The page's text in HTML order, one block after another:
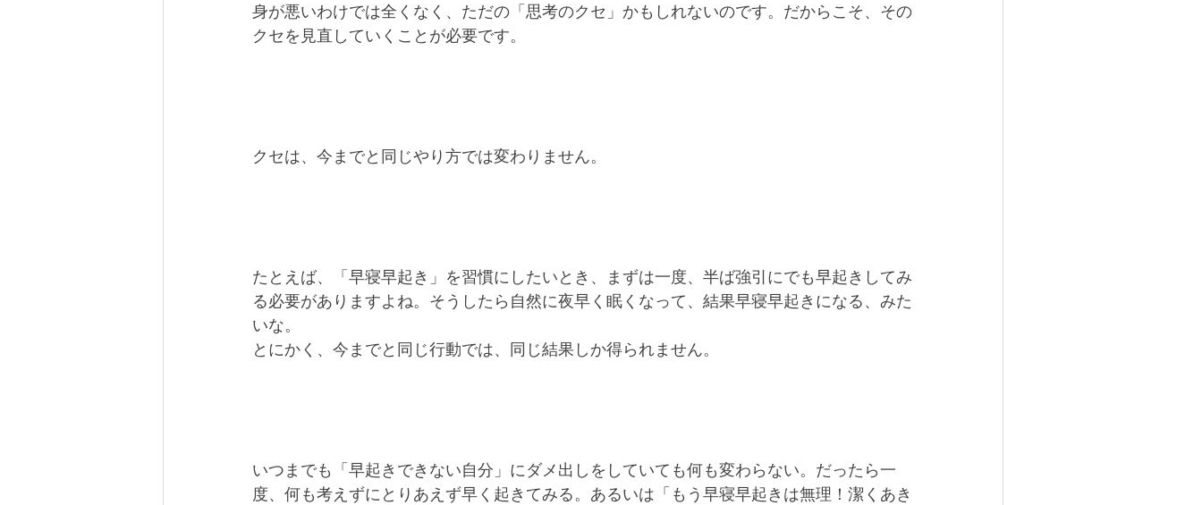
身が悪いわけでは全くなく、ただの「思考のクセ」かもしれないのです。だからこそ、その
クセを見直していくことが必要です。
クセは、今までと同じやり方では変わりません。
たとえば、「早寝早起き」を習慣にしたいとき、まずは一度、半ば強引にでも早起きしてみ
る必要がありますよね。そうしたら自然に夜早く眠くなって、結果早寝早起きになる、みた
いな。
とにかく、今までと同じ行動では、同じ結果しか得られません。
いつまでも「早起きできない自分」にダメ出しをしていても何も変わらない。だったら一
度、何も考えずにとりあえず早く起きてみる。あるいは「もう早寝早起きは無理！潔くあき